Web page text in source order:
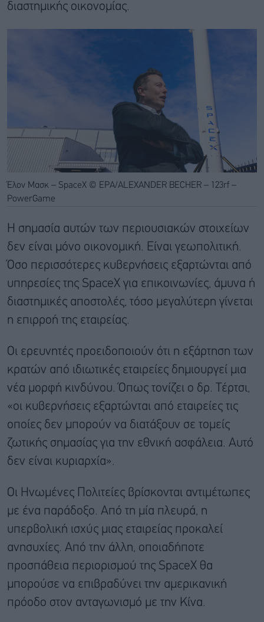
διαστημικής οικονομίας.
Έλον Μασκ – SpaceX © EPA/ALEXANDER BECHER – 123rf –
PowerGame
Η σημασία αυτών των περιουσιακών στοιχείων
δεν είναι μόνο οικονομική. Είναι γεωπολιτική.
Όσο περισσότερες κυβερνήσεις εξαρτώνται από
υπηρεσίες της SpaceX για επικοινωνίες, άμυνα ή
διαστημικές αποστολές, τόσο μεγαλύτερη γίνεται
η επιρροή της εταιρείας.
Οι ερευνητές προειδοποιούν ότι η εξάρτηση των
κρατών από ιδιωτικές εταιρείες δημιουργεί μια
νέα μορφή κινδύνου. Όπως τονίζει ο δρ. Τέρτσι,
«οι κυβερνήσεις εξαρτώνται από εταιρείες τις
οποίες δεν μπορούν να διατάξουν σε τομείς
ζωτικής σημασίας για την εθνική ασφάλεια. Αυτό
δεν είναι κυριαρχία».
Οι Ηνωμένες Πολιτείες βρίσκονται αντιμέτωπες
με ένα παράδοξο. Από τη μία πλευρά, η
υπερβολική ισχύς μιας εταιρείας προκαλεί
ανησυχίες. Από την άλλη, οποιαδήποτε
προσπάθεια περιορισμού της SpaceX θα
μπορούσε να επιβραδύνει την αμερικανική
πρόοδο στον ανταγωνισμό με την Κίνα.